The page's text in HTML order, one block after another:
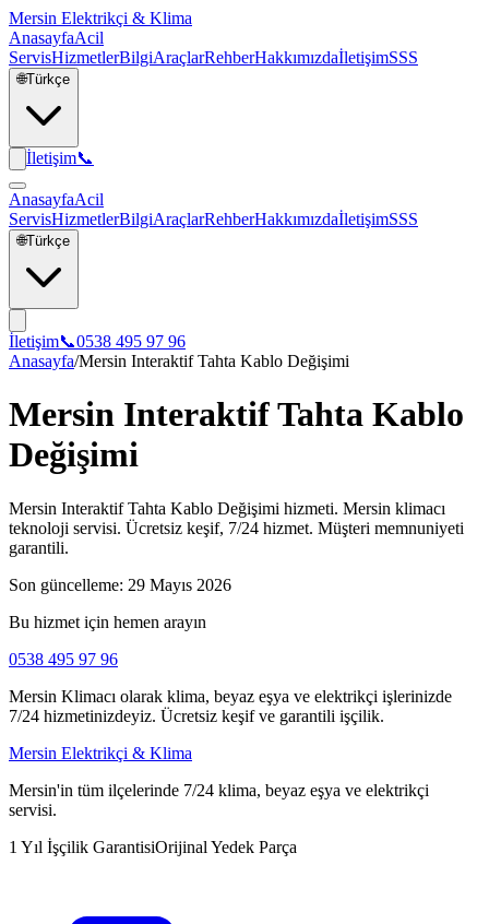
Mersin Elektrikçi & Klima
AnasayfaAcil
ServisHizmetlerBilgiAraçlarRehberHakkımızdaİletişimSSS
🌐Türkçe
İletişim📞
AnasayfaAcil
ServisHizmetlerBilgiAraçlarRehberHakkımızdaİletişimSSS
🌐Türkçe
İletişim📞0538 495 97 96
Anasayfa/Mersin Interaktif Tahta Kablo Değişimi
Mersin Interaktif Tahta Kablo
Değişimi
Mersin Interaktif Tahta Kablo Değişimi hizmeti. Mersin klimacı
teknoloji servisi. Ücretsiz keşif, 7/24 hizmet. Müşteri memnuniyeti
garantili.
Son güncelleme: 29 Mayıs 2026
Bu hizmet için hemen arayın
0538 495 97 96
Mersin Klimacı olarak klima, beyaz eşya ve elektrikçi işlerinizde
7/24 hizmetinizdeyiz. Ücretsiz keşif ve garantili işçilik.
Mersin Elektrikçi & Klima
Mersin'in tüm ilçelerinde 7/24 klima, beyaz eşya ve elektrikçi
servisi.
1 Yıl İşçilik GarantisiOrijinal Yedek Parça